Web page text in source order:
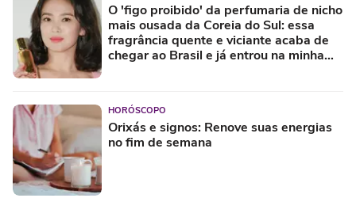
O 'figo proibido' da perfumaria de nicho
mais ousada da Coreia do Sul: essa
fragrância quente e viciante acaba de
chegar ao Brasil e já entrou na minha
HORÓSCOPO
Orixás e signos: Renove suas energias
no fim de semana